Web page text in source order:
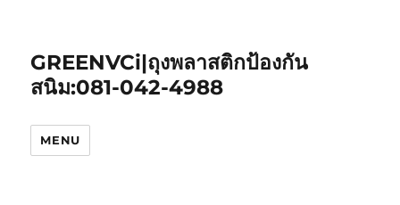
GREENVCi|ถุงพลาสติกป้องกัน
สนิม:081-042-4988
MENU